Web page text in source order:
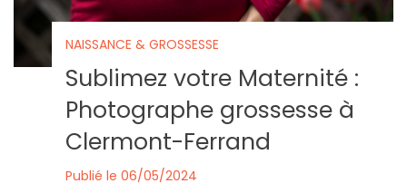
NAISSANCE & GROSSESSE
Sublimez votre Maternité :
Photographe grossesse à
Clermont-Ferrand
Publié le 06/05/2024